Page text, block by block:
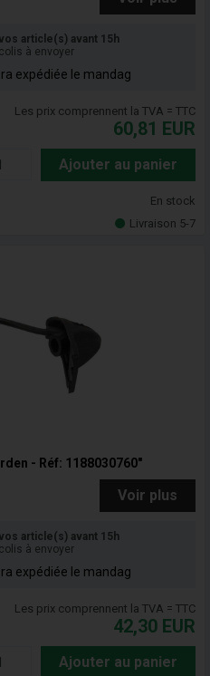
article(s) avant 15h
à envoyer
expédiée le mandag
Les prix comprennent la TVA = TTC
60,81 EUR
Ajouter au panier
En stock
Livraison 5-7
- Réf: 1188030760"
Voir plus
article(s) avant 15h
à envoyer
expédiée le mandag
Les prix comprennent la TVA = TTC
42,30 EUR
Ajouter au panier